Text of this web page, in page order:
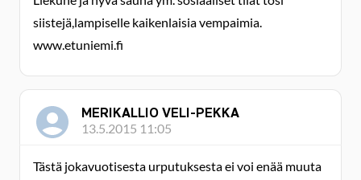
siistejä,lampiselle kaikenlaisia vempaimia.
www.etuniemi.fi
MERIKALLIO VELI-PEKKA
13.5.2015 11:05
Tästä jokavuotisesta urputuksesta ei voi enää muuta